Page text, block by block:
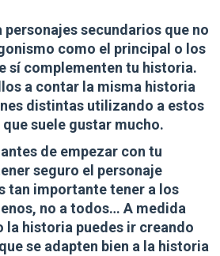
personajes secundarios que no
como el principal o los
sí complementen tu historia.
a contar la misma historia
distintas utilizando a estos
suele gustar mucho.
de empezar con tu
seguro el personaje
tan importante tener a los
no a todos… A medida
la historia puedes ir creando
que se adapten bien a la historia